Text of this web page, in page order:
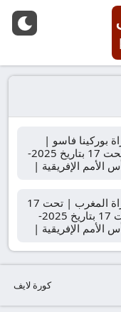
بوركينا فاسو |
تحت 17 و مالي | تحت 17 بتاريخ 2025-
الأمم الإفريقية |
تفاصيل وموعد مباراة المغرب | تحت 17
و كوت ديفوار | تحت 17 بتاريخ 2025-
الأمم الإفريقية |
كورة لايف